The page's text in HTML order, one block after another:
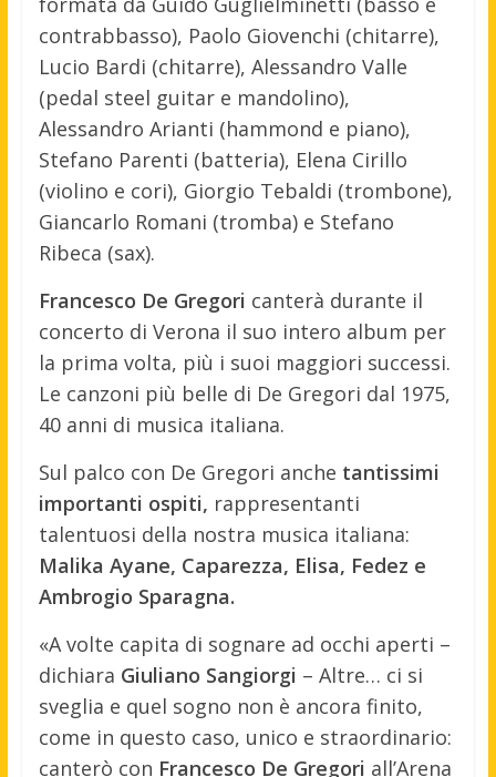
contrabbasso), Paolo Giovenchi (chitarre),
Lucio Bardi (chitarre), Alessandro Valle
(pedal steel guitar e mandolino),
Alessandro Arianti (hammond e piano),
Stefano Parenti (batteria), Elena Cirillo
(violino e cori), Giorgio Tebaldi (trombone),
Giancarlo Romani (tromba) e Stefano
Ribeca (sax).
Francesco De Gregori canterà durante il
concerto di Verona il suo intero album per
la prima volta, più i suoi maggiori successi.
Le canzoni più belle di De Gregori dal 1975,
40 anni di musica italiana.
Sul palco con De Gregori anche tantissimi
importanti ospiti, rappresentanti
talentuosi della nostra musica italiana:
Malika Ayane, Caparezza, Elisa, Fedez e
Ambrogio Sparagna.
«A volte capita di sognare ad occhi aperti –
dichiara Giuliano Sangiorgi – Altre… ci si
sveglia e quel sogno non è ancora finito,
come in questo caso, unico e straordinario:
canterò con Francesco De Gregori all’Arena